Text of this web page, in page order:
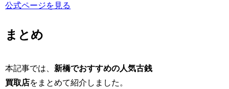
公式ページを見る
まとめ
本記事では、 新橋でおすすめの人気古銭
買取店をまとめて紹介しました。